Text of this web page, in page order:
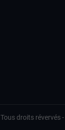
Tous droits révervés -